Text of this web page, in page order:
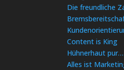
Die freundliche
Content is King
Hühnerhaut pur…
Alles ist